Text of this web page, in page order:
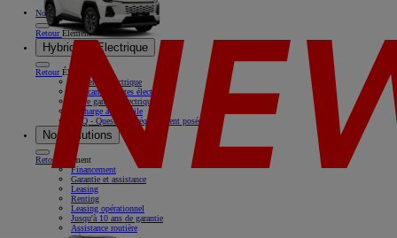
Nos offres
RetourÉlément
Hybride & Electrique
RetourÉlément
Rouler en électrique
Nos camionnettes électriques
Notre gamme électrique
Recharge à domicile
FAQ - Questions fréquemment posées
Nos solutions
Retour
Élément
Financement
Garantie et assistance
Leasing
Renting
Leasing opérationnel
Jusqu'à 10 ans de garantie
Assistance routière